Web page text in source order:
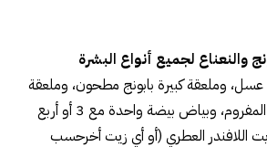
والنعناع لجميع أنواع البشرة
عسل، وملعقة كبيرة بابونج مطحون، وملعقة
كبيرة من النعناع الطازج المفروم، وبياض بيضة واحدة مع 3 أو أربع
اللافندر العطري (أو أي زيت أخرحسب